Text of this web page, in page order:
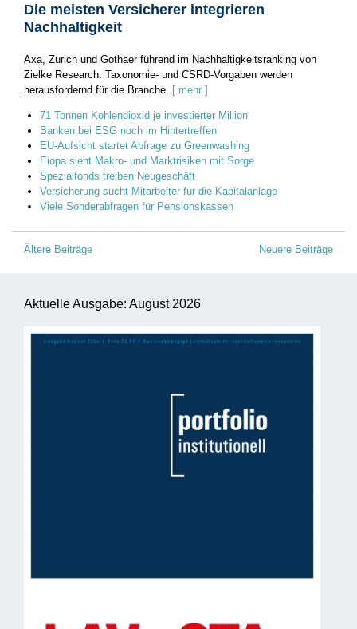
Die meisten Versicherer integrieren
Nachhaltigkeit
Axa, Zurich und Gothaer führend im Nachhaltigkeitsranking von
Zielke Research. Taxonomie- und CSRD-Vorgaben werden
herausfordernd für die Branche.
[ mehr ]
71 Tonnen Kohlendioxid je investierter Million
Banken bei ESG noch im Hintertreffen
EU-Aufsicht startet Abfrage zu Greenwashing
Eiopa sieht Makro- und Marktrisiken mit Sorge
Spezialfonds treiben Neugeschäft
Versicherung sucht Mitarbeiter für die Kapitalanlage
Viele Sonderabfragen für Pensionskassen
Beitragsnavigation
Ältere Beiträge Neuere Beiträge
Aktuelle Ausgabe: August 2026